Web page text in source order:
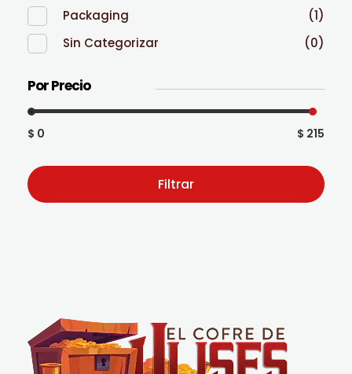
Packaging
(1)
Sin Categorizar
(0)
Por Precio
$ 0 $ 215
Filtrar